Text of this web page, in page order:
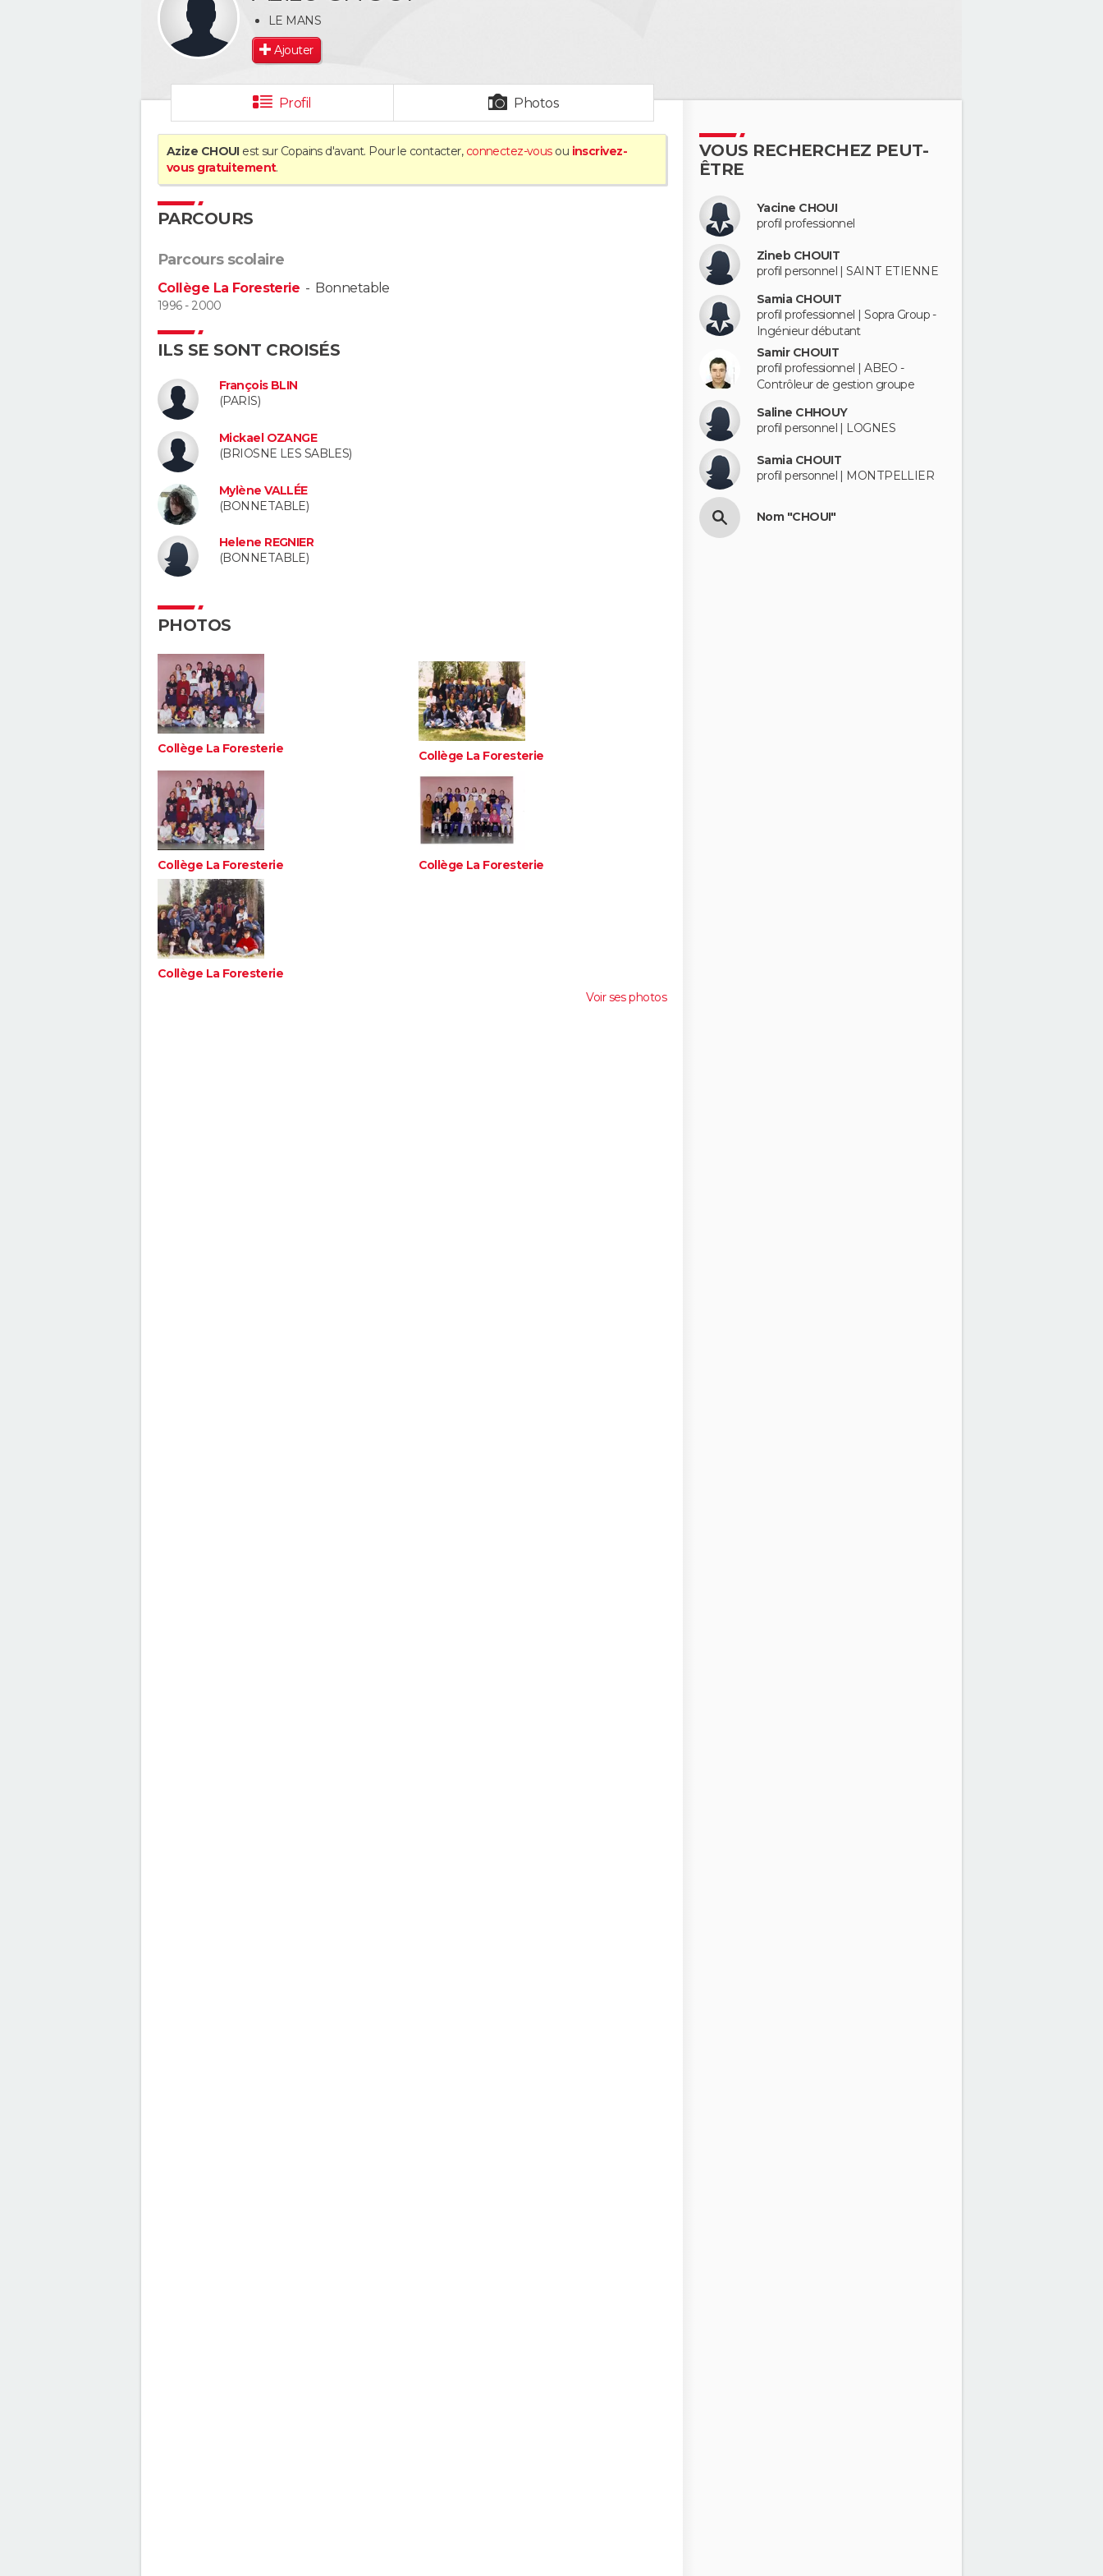
LE MANS
Ajouter
Profil Photos
Azize CHOUI est sur Copains d'avant. Pour le contacter, connectez-vousou inscrivez-
vous gratuitement.
PARCOURS
Parcours scolaire
Collège La Foresterie - Bonnetable
1996 - 2000
ILS SE SONT CROISÉS
François BLIN
(PARIS)
Mickael OZANGE
(BRIOSNE LES SABLES)
Mylène VALLÉE
(BONNETABLE)
Helene REGNIER
(BONNETABLE)
PHOTOS
Collège La Foresterie Collège La Foresterie
Collège La Foresterie Collège La Foresterie
Collège La Foresterie
Voir ses photos
VOUS RECHERCHEZ PEUT-
ÊTRE
Yacine CHOUI
profil professionnel
Zineb CHOUIT
profil personnel | SAINT ETIENNE
Samia CHOUIT
profil professionnel | Sopra Group -
Ingénieur débutant
Samir CHOUIT
profil professionnel | ABEO -
Contrôleur de gestion groupe
Saline CHHOUY
profil personnel | LOGNES
Samia CHOUIT
profil personnel | MONTPELLIER
Nom "CHOUI"